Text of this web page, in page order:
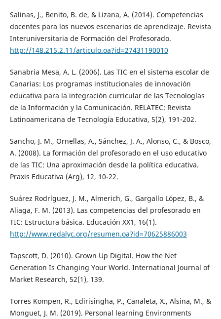
Salinas, J., Benito, B. de, & Lizana, A. (2014). Competencias
docentes para los nuevos escenarios de aprendizaje. Revista
Interuniversitaria de Formación del Profesorado.
http://148.215.2.11/articulo.oa?id=27431190010
Sanabria Mesa, A. L. (2006). Las TIC en el sistema escolar de
Canarias: Los programas institucionales de innovación
educativa para la integración curricular de las Tecnologías
de la Información y la Comunicación. RELATEC: Revista
Latinoamericana de Tecnología Educativa, 5(2), 191-202.
Sancho, J. M., Ornellas, A., Sánchez, J. A., Alonso, C., & Bosco,
A. (2008). La formación del profesorado en el uso educativo
de las TIC: Una aproximación desde la política educativa.
Praxis Educativa (Arg), 12, 10-22.
Suárez Rodríguez, J. M., Almerich, G., Gargallo López, B., &
Aliaga, F. M. (2013). Las competencias del profesorado en
TIC: Estructura básica. Educación XX1, 16(1).
http://www.redalyc.org/resumen.oa?id=70625886003
Tapscott, D. (2010). Grown Up Digital. How the Net
Generation Is Changing Your World. International Journal of
Market Research, 52(1), 139.
Torres Kompen, R., Edirisingha, P., Canaleta, X., Alsina, M., &
Monguet, J. M. (2019). Personal learning Environments